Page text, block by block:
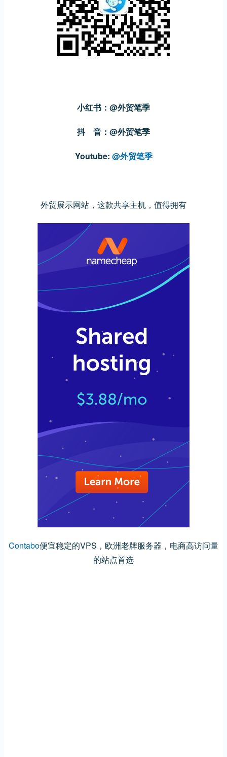
小红书：@外贸笔季
抖 音：@外贸笔季
Youtube: @外贸笔季
外贸展示网站，这款共享主机，值得拥有
Contabo便宜稳定的VPS，欧洲老牌服务器，电商高访问量
的站点首选